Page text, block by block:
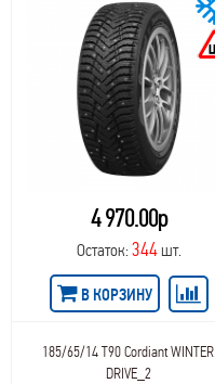
4 970.00р
Остаток: 344шт.
В КОРЗИНУ
185/65/14 T90 Cordiant WINTER
DRIVE_2